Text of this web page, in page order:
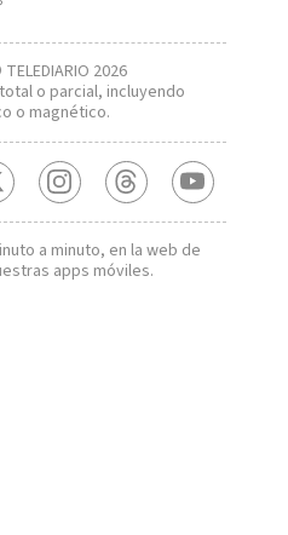
TELEDIARIO 2026
o parcial, incluyendo
o magnético.
a minuto, en la web de
apps móviles.